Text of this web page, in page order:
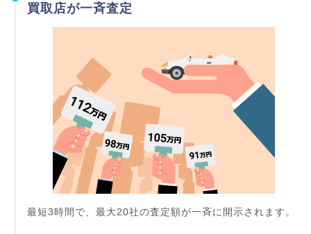
買取店が一斉査定
最短3時間で、最大20社の査定額が一斉に開示されます。